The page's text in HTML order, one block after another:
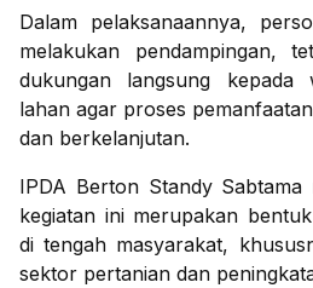
Dalam pelaksanaannya,
melakukan pendampingan,
dukungan langsung kepada
lahan agar proses
dan berkelanjutan.
IPDA Berton Standy Sabtama
kegiatan ini merupakan
di tengah masyarakat,
sektor pertanian dan